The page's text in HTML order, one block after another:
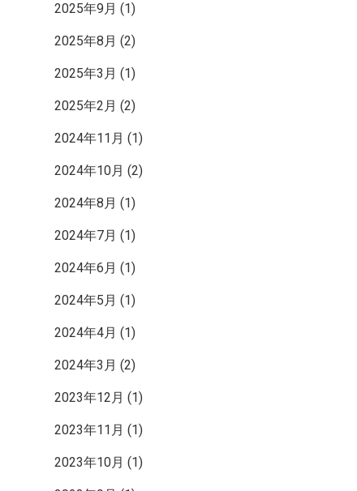
の
リ
ン
ク
2025年9月 (1)
2025年8月 (2)
2025年3月 (1)
2025年2月 (2)
2024年11月 (1)
2024年10月 (2)
2024年8月 (1)
2024年7月 (1)
2024年6月 (1)
2024年5月 (1)
2024年4月 (1)
2024年3月 (2)
2023年12月 (1)
2023年11月 (1)
2023年10月 (1)